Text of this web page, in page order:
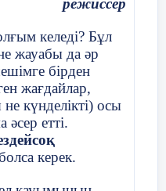
қызығушылығым күн
аянбай ізденіумен
болам. Және бұл
кәміл сенемін. Арман
режиссер
келеді? Бұл
жауабы да әр
бірден
жағдайлар,
күнделікті) осы
етті.
керек.